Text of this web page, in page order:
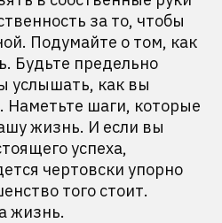
за то, чтобы
Подумайте о том, как
Будьте предельно
услышать, как вы
Наметьте шаги, которые
жизнь. И если вы
успеха,
чертовски упорно
того стоит.
жизнь.